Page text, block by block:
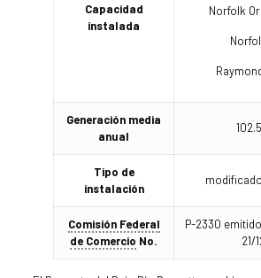
Capacidad
instalada
Norfolk
Generación media
anual
Tipo de
instalación
modificado
Comisión Federal
de Comercio No.
P-2330
21/